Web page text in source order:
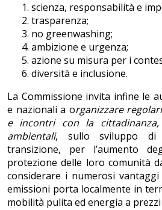
scienza, responsabilità e
trasparenza;
no greenwashing;
ambizione e urgenza;
azione su misura per i
diversità e inclusione.
La Commissione invita infine le
e nazionali a organizzare
e incontri con la
ambientali, sullo sviluppo di
transizione, per l’aumento
protezione delle loro comunità
considerare i numerosi
emissioni porta localmente in
mobilità pulita ed energia a prezzi